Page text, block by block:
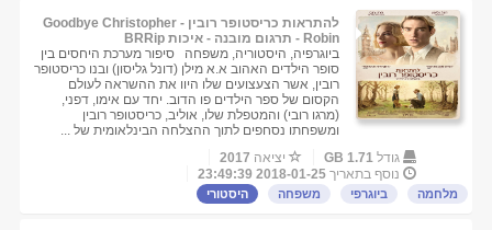
להתראות כריסטופר רובין - Goodbye Christopher
Robin - תרגום מובנה - איכות BRRip
ביוגרפיה, היסטוריה, משפחה סיפור מערכת היחסים בין
סופר הילדים האהוב א.א מילן (דונל גליסון) ובנו כריסטופר
רובין, אשר הצעצועים שלו היוו את ההשראה לעולם
הקסום של ספר הילדים פו הדוב. יחד עם אימו, דפני,
(מרגו רובי) והמטפלת שלו, אוליב, כריסטופר רובין
ומשפחתו נסחפים לתוך ההצלחה הבינלאומית של ...
גודל 1.71 GB יציאה 2017
נוסף בתאריך 2018-01-25 23:49:39
מלחמה ביוגרפי משפחה היסטורי